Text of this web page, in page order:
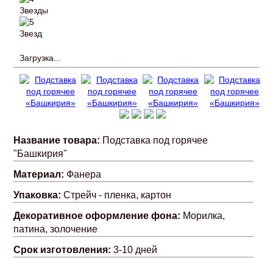
Загрузка...
Название товара: Подставка под горячее
"Башкирия"
Материал: Фанера
Упаковка:Стрейч - пленка, картон
Декоративное оформление фона: Морилка,
патина, золочение
Срок изготовления:3-10 дней